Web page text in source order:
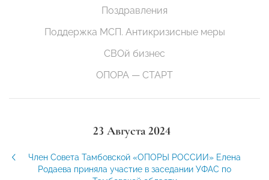
Поздравления
Поддержка МСП. Антикризисные меры
СВОй бизнес
ОПОРА — СТАРТ
23 Августа 2024
Член Совета Тамбовской «ОПОРЫ РОССИИ» Елена
Родаева приняла участие в заседании УФАС по